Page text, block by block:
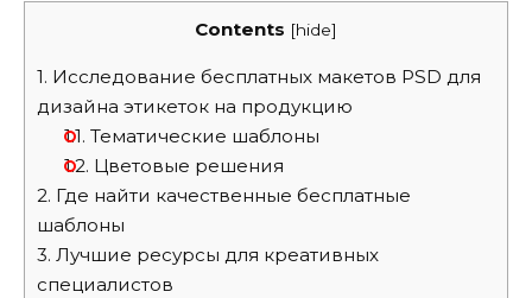
Contents [hide]
1. Исследование бесплатных макетов PSD для
дизайна этикеток на продукцию
1.1. Тематические шаблоны
1.2. Цветовые решения
2. Где найти качественные бесплатные
шаблоны
3. Лучшие ресурсы для креативных
специалистов